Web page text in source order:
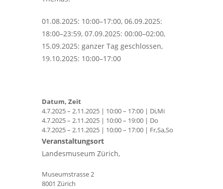
01.08.2025: 10:00–17:00, 06.09.2025:
18:00–23:59, 07.09.2025: 00:00–02:00,
15.09.2025: ganzer Tag geschlossen,
19.10.2025: 10:00–17:00
Datum, Zeit
4.7.2025 – 2.11.2025 | 10:00 – 17:00 | Di,Mi
4.7.2025 – 2.11.2025 | 10:00 – 19:00 | Do
4.7.2025 – 2.11.2025 | 10:00 – 17:00 | Fr,Sa,So
Veranstaltungsort
Landesmuseum Zürich,
Museumstrasse 2
8001 Zürich